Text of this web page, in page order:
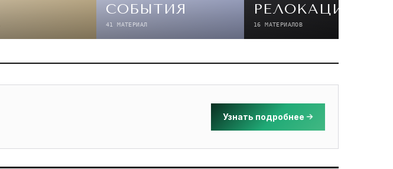
СОБЫТИЯ
41 МАТЕРИАЛ
РЕЛОКАЦИЯ
16 МАТЕРИАЛОВ
Узнать подробнее